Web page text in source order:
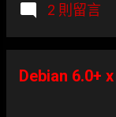
2 則留言
Debian 6.0+